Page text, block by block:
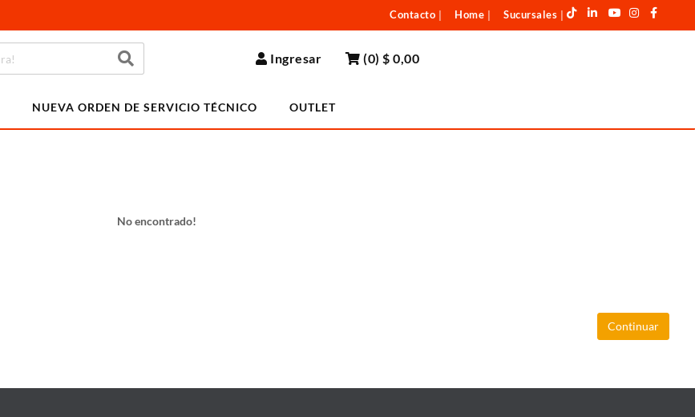
Contacto Home Sucursales
Ingresar (0)$ 0,00
NUEVA ORDEN DE SERVICIO TÉCNICO OUTLET
No encontrado!
Continuar